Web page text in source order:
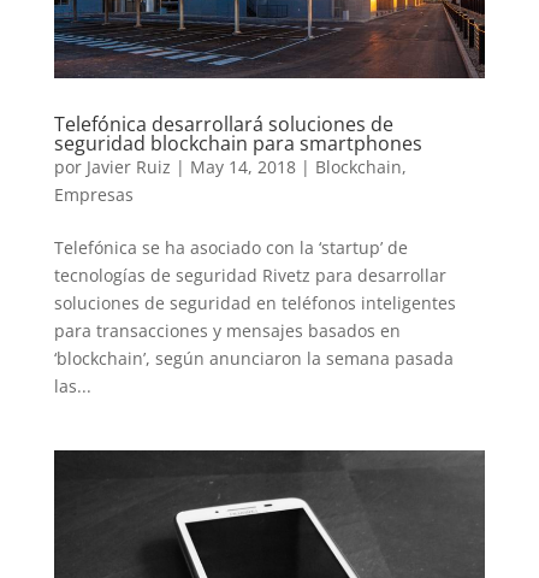
Telefónica desarrollará soluciones de
seguridad blockchain para smartphones
por Javier Ruiz | May 14, 2018| Blockchain,
Empresas
Telefónica se ha asociado con la ‘startup’ de
tecnologías de seguridad Rivetz para desarrollar
soluciones de seguridad en teléfonos inteligentes
para transacciones y mensajes basados en
‘blockchain’, según anunciaron la semana pasada
las...